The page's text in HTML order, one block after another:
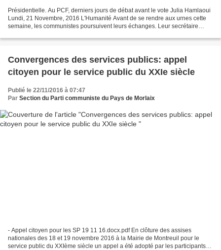
Présidentielle. Au PCF, derniers jours de débat avant le vote Julia Hamlaoui
Lundi, 21 Novembre, 2016 L'Humanité Avant de se rendre aux urnes cette
semaine, les communistes poursuivent leurs échanges. Leur secrétaire
Convergences des services publics: appel
citoyen pour le service public du XXIe siècle
Publié le 22/11/2016 à 07:47
Par Section du Parti communiste du Pays de Morlaix
- Appel citoyen pour les SP 19 11 16.docx.pdf En clôture des assises
nationales des 18 et 19 novembre 2016 à la Mairie de Montreuil pour le
service public du XXIème siècle un appel a été adopté par les participants